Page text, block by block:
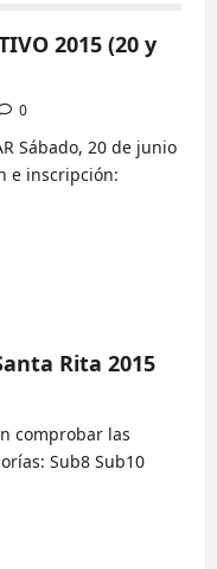
2015 (20 y
0
Sábado, 20 de junio
e inscripción:
Rita 2015
comprobar las
Sub8 Sub10